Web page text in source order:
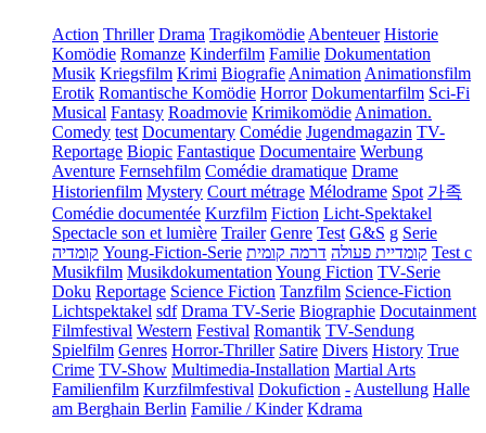
Action Thriller Drama Tragikomödie Abenteuer Historie
Komödie Romanze Kinderfilm Familie Dokumentation
Musik Kriegsfilm Krimi Biografie Animation Animationsfilm
Erotik Romantische Komödie Horror Dokumentarfilm Sci-Fi
Musical Fantasy Roadmovie Krimikomödie Animation.
Comedy test Documentary Comédie Jugendmagazin TV-
Reportage Biopic Fantastique Documentaire Werbung
Aventure Fernsehfilm Comédie dramatique Drame
Historienfilm Mystery Court métrage Mélodrame Spot 가족
Comédie documentée Kurzfilm Fiction Licht-Spektakel
Spectacle son et lumière Trailer Genre Test G&S g Serie
קומדיה Young-Fiction-Serie קומדיית פעולה דרמה קומית
Test c
Musikfilm Musikdokumentation Young Fiction TV-Serie
Doku Reportage Science Fiction Tanzfilm Science-Fiction
Lichtspektakel sdf Drama TV-Serie Biographie Docutainment
Filmfestival Western Festival Romantik TV-Sendung
Spielfilm Genres Horror-Thriller Satire Divers History True
Crime TV-Show Multimedia-Installation Martial Arts
Familienfilm Kurzfilmfestival Dokufiction - Austellung Halle
am Berghain Berlin Familie / Kinder Kdrama